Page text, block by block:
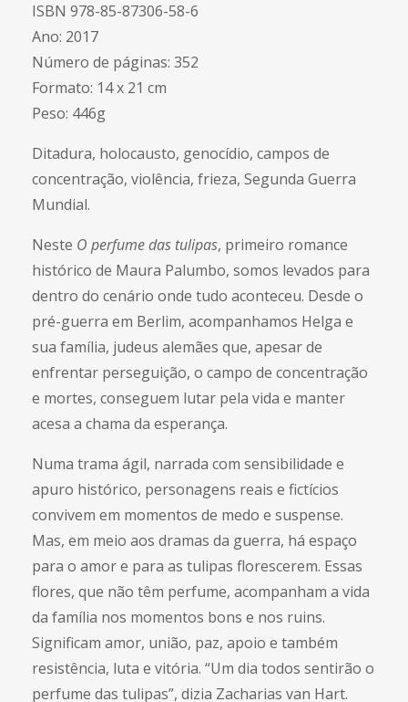
ISBN 978-85-87306-58-6
Ano: 2017
Número de páginas: 352
Formato: 14 x 21 cm
Peso: 446g
Ditadura, holocausto, genocídio, campos de
concentração, violência, frieza, Segunda Guerra
Mundial.
Neste O perfume das tulipas, primeiro romance
histórico de Maura Palumbo, somos levados para
dentro do cenário onde tudo aconteceu. Desde o
pré-guerra em Berlim, acompanhamos Helga e
sua família, judeus alemães que, apesar de
enfrentar perseguição, o campo de concentração
e mortes, conseguem lutar pela vida e manter
acesa a chama da esperança.
Numa trama ágil, narrada com sensibilidade e
apuro histórico, personagens reais e fictícios
convivem em momentos de medo e suspense.
Mas, em meio aos dramas da guerra, há espaço
para o amor e para as tulipas florescerem. Essas
flores, que não têm perfume, acompanham a vida
da família nos momentos bons e nos ruins.
Significam amor, união, paz, apoio e também
resistência, luta e vitória. “Um dia todos sentirão o
perfume das tulipas”, dizia Zacharias van Hart.